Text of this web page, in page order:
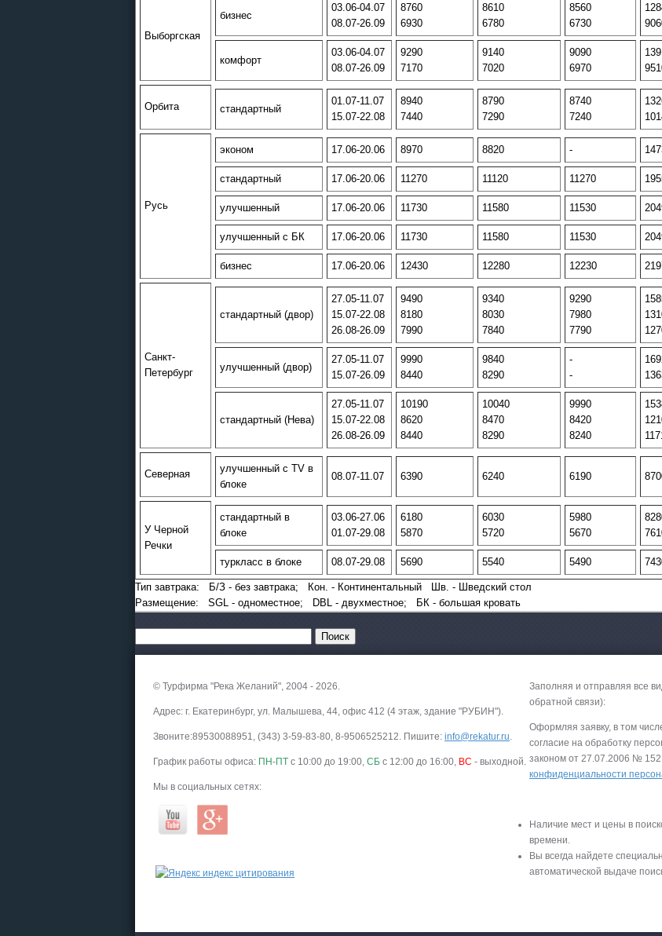
Выборгская
бизнес
03.06-04.07
08.07-26.09
8760
6930
8610
6780
8560
6730
комфорт
03.06-04.07
08.07-26.09
9290
7170
9140
7020
9090
6970
Орбита стандартный
01.07-11.07
15.07-22.08
8940
7440
8790
7290
8740
7240
Русь
эконом 17.06-20.06 8970 8820 -
стандартный 17.06-20.06 11270 11120 11270
улучшенный 17.06-20.06 11730 11580 11530
улучшенный с БК 17.06-20.06 11730 11580 11530
бизнес 17.06-20.06 12430 12280 12230
Санкт-
Петербург
стандартный (двор)
27.05-11.07
15.07-22.08
26.08-26.09
9490
8180
7990
9340
8030
7840
9290
7980
7790
улучшенный (двор)
27.05-11.07
15.07-26.09
9990
8440
9840
8290
-
-
стандартный (Нева)
27.05-11.07
15.07-22.08
26.08-26.09
10190
8620
8440
10040
8470
8290
9990
8420
8240
Северная
улучшенный с TV в
блоке
08.07-11.07 6390 6240 6190
У Черной
Речки
стандартный в
блоке
03.06-27.06
01.07-29.08
6180
5870
6030
5720
5980
5670
туркласс в блоке 08.07-29.08 5690 5540 5490
Тип завтрака: Б/З - без завтрака; Кон. - Континентальный Шв. - Шведский стол
Размещение: SGL - одноместное; DBL - двухместное; БК - большая кровать
© Турфирма "Река Желаний", 2004 - 2026.
Адрес: г. Екатеринбург, ул. Малышева, 44, офис 412 (4 этаж, здание "РУБИН").
Звоните:89530088951, (343) 3-59-83-80, 8-9506525212. Пишите: info@rekatur.ru.
График работы офиса: ПН-ПТ с 10:00 до 19:00, СБ с 12:00 до 16:00, ВС - выходной.
Мы в социальных сетях:
Заполняя и отправляя все
обратной связи):
Оформляя заявку, в том
согласие на обработку
законом от 27.07.2006 №
конфиденциальности
Наличие мест и цены в
времени.
Вы всегда найдете
автоматической выдаче